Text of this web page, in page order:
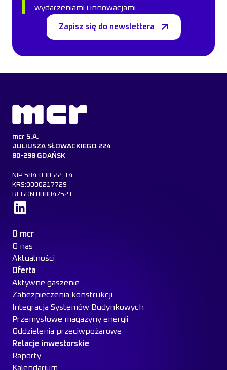
wydarzeniami i innowacjami.
Zapisz się do newslettera
mcr S.A.
JULIUSZA SŁOWACKIEGO 224
80-298 GDAŃSK
NIP:584-030-22-14
KRS:0000217729
REGON:008047521
O mcr
O nas
Aktualności
Oferta
Aktywne gaszenie
Zabezpieczenia konstrukcji
Integracja Systemów Budynkowych
Przemysłowe magazyny energii
Oddzielenia przeciwpożarowe
Relacje inwestorskie
Raporty
Kalendarium